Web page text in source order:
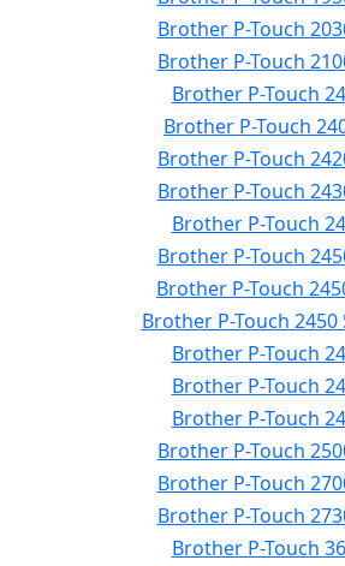
Brother P-Touch
Brother P-Touch
Brother P-Touch
Brother P-Touch
Brother P-Touch
Brother P-Touch
Brother P-Touch
Brother P-Touch
Brother P-Touch
Brother P-Touch 2450
Brother P-Touch
Brother P-Touch
Brother P-Touch
Brother P-Touch
Brother P-Touch
Brother P-Touch
Brother P-Touch